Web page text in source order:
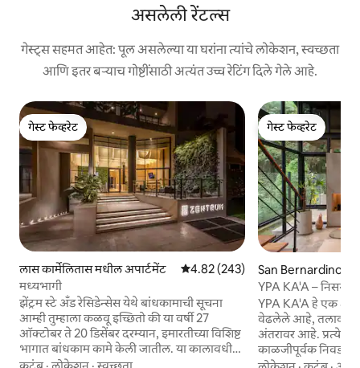
असलेली रेंटल्स
गेस्ट्स सहमत आहेत: पूल असलेल्या या घरांना त्यांचे लोकेशन, स्वच्छता
आणि इतर बऱ्याच गोष्टींसाठी अत्यंत उच्च रेटिंग दिले गेले आहे.
गेस्ट फेव्हरेट
गेस्ट फेव्हरेट
लास कार्मेलितास मधील अपार्टमेंट 5 पैकी 4.82 सरासरी रेटिंग, 243 रिव्ह्यूज
4.82 (243)
मध्यभागी
झेंट्रम स्टे अँड रेसिडेन्सेस येथे बांधकामाची सूचना
आम्ही तुम्हाला कळवू इच्छितो की या वर्षी 27
ऑक्टोबर ते 20 डिसेंबर दरम्यान, इमारतीच्या विशिष्ट
भागात बांधकाम कामे केली जातील. या कालावधीत,
विशेषतः दिवसाच्या वेळी बांधकाम कर्मचाऱ्यांची ये-
गेस्ट फेव्हरेट
गेस्ट फेव्हरेट
San Bernardino
YPA KA'A –
YPA KA'A हे एक
वेढलेले आहे,
अंतरावर आहे. प्रत्येक फर्निचर आणि तपशील
काळजीपूर्वक निवडले
डिझाइन, उबदारपणा